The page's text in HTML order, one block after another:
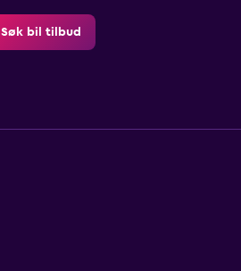
Søk bil tilbud